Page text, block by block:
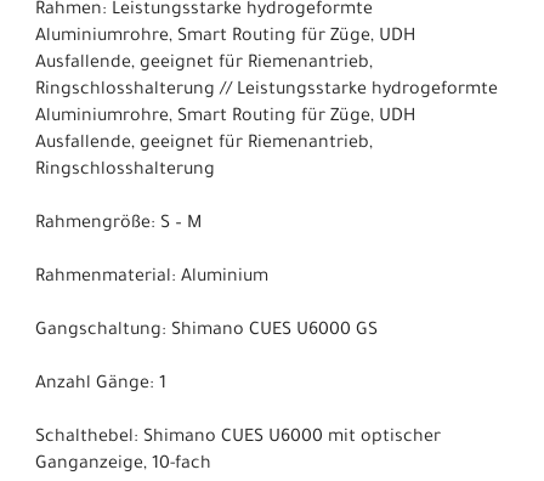
Rahmen: Leistungsstarke hydrogeformte
Aluminiumrohre, Smart Routing für Züge, UDH
Ausfallende, geeignet für Riemenantrieb,
Ringschlosshalterung // Leistungsstarke hydrogeformte
Aluminiumrohre, Smart Routing für Züge, UDH
Ausfallende, geeignet für Riemenantrieb,
Ringschlosshalterung
Rahmengröße: S – M
Rahmenmaterial: Aluminium
Gangschaltung: Shimano CUES U6000 GS
Anzahl Gänge: 1
Schalthebel: Shimano CUES U6000 mit optischer
Ganganzeige, 10-fach